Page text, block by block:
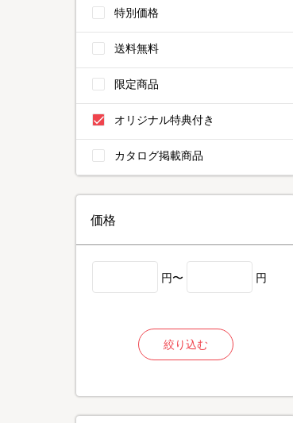
特別価格
送料無料
限定商品
オリジナル特典付き
カタログ掲載商品
価格
円〜 円
絞り込む